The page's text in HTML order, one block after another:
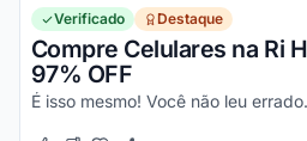
Verificado Destaque
Compre Celulares na Ri
97% OFF